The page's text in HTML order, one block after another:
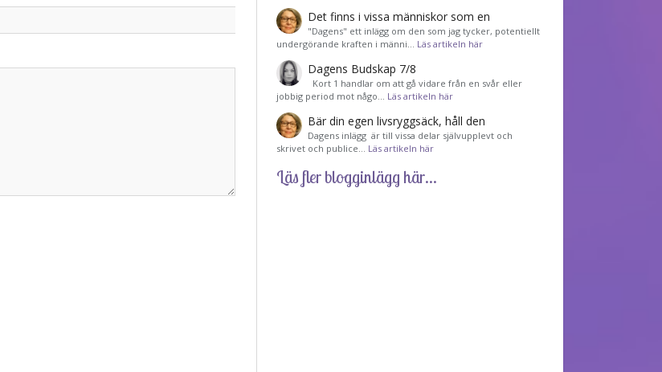
Det finns i vissa människor som en
"Dagens" ett inlägg om den som jag tycker, potentiellt
undergörande kraften i männi… Läs artikeln här
Dagens Budskap 7/8
Kort 1 handlar om att gå vidare från en svår eller
jobbig period mot någo… Läs artikeln här
Bär din egen livsryggsäck, håll den
Dagens inlägg är till vissa delar självupplevt och
skrivet och publice… Läs artikeln här
Läs fler blogginlägg här...